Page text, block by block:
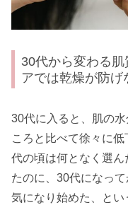
30代から変わる
アでは乾燥が防げ
30代に入ると、肌の
ころと比べて徐々に
代の頃は何となく選
たのに、30代になっ
気になり始めた、とい